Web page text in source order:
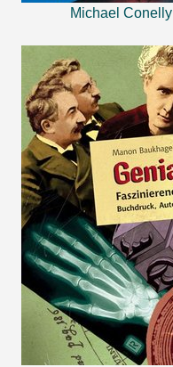
Michael Conelly